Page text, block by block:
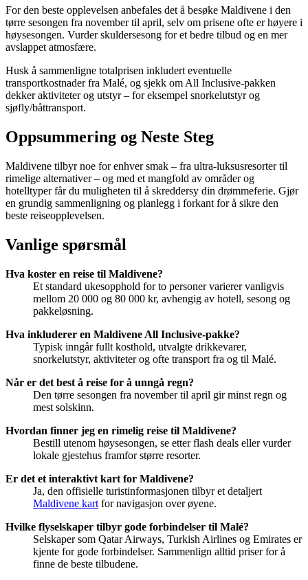
For den beste opplevelsen anbefales det å besøke Maldivene i den
tørre sesongen fra november til april, selv om prisene ofte er høyere i
høysesongen. Vurder skuldersesong for et bedre tilbud og en mer
avslappet atmosfære.
Husk å sammenligne totalprisen inkludert eventuelle
transportkostnader fra Malé, og sjekk om All Inclusive-pakken
dekker aktiviteter og utstyr – for eksempel snorkelutstyr og
sjøfly/båttransport.
Oppsummering og Neste Steg
Maldivene tilbyr noe for enhver smak – fra ultra-luksusresorter til
rimelige alternativer – og med et mangfold av områder og
hotelltyper får du muligheten til å skreddersy din drømmeferie. Gjør
en grundig sammenligning og planlegg i forkant for å sikre den
beste reiseopplevelsen.
Vanlige spørsmål
Hva koster en reise til Maldivene?
Et standard ukesopphold for to personer varierer vanligvis
mellom 20 000 og 80 000 kr, avhengig av hotell, sesong og
pakkeløsning.
Hva inkluderer en Maldivene All Inclusive-pakke?
Typisk inngår fullt kosthold, utvalgte drikkevarer,
snorkelutstyr, aktiviteter og ofte transport fra og til Malé.
Når er det best å reise for å unngå regn?
Den tørre sesongen fra november til april gir minst regn og
mest solskinn.
Hvordan finner jeg en rimelig reise til Maldivene?
Bestill utenom høysesongen, se etter flash deals eller vurder
lokale gjestehus framfor større resorter.
Er det et interaktivt kart for Maldivene?
Ja, den offisielle turistinformasjonen tilbyr et detaljert
Maldivene kart for navigasjon over øyene.
Hvilke flyselskaper tilbyr gode forbindelser til Malé?
Selskaper som Qatar Airways, Turkish Airlines og Emirates er
kjente for gode forbindelser. Sammenlign alltid priser for å
finne de beste tilbudene.